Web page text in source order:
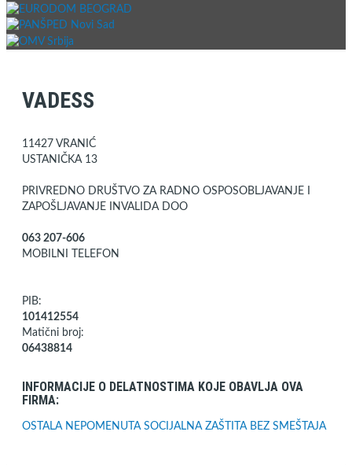
VADESS
11427 VRANIĆ
USTANIČKA 13
PRIVREDNO DRUŠTVO ZA RADNO OSPOSOBLJAVANJE I
ZAPOŠLJAVANJE INVALIDA DOO
063 207-606
MOBILNI TELEFON
PIB:
101412554
Matični broj:
06438814
INFORMACIJE O DELATNOSTIMA KOJE OBAVLJA OVA
FIRMA:
OSTALA NEPOMENUTA SOCIJALNA ZAŠTITA BEZ SMEŠTAJA